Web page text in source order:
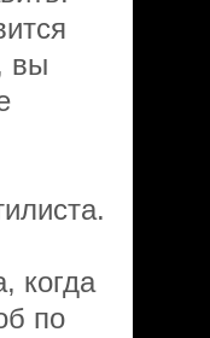
вы
когда
по